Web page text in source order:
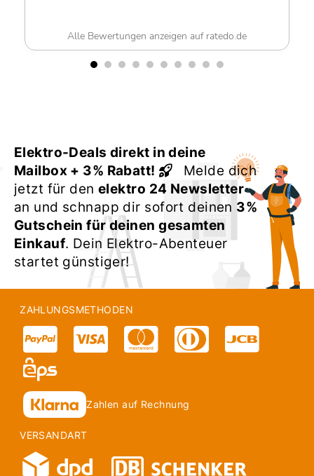
Alle Bewertungen anzeigen auf ratedo.de
Elektro-Deals direkt in deine
Mailbox + 3% Rabatt!
Melde dich
jetzt für denelektro 24 Newsletter
an und schnapp dir sofort deinen 3%
Gutschein für deinen gesamten
Einkauf. Dein Elektro-Abenteuer
startet günstiger!
ZAHLUNGSMETHODEN
Zahlen auf Rechnung
VERSANDART